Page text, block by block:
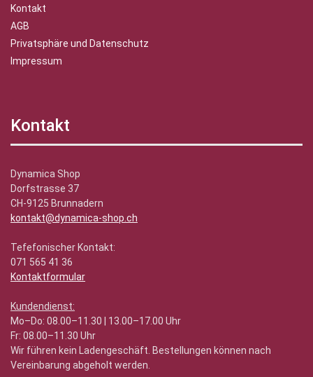
Kontakt
AGB
Privatsphäre und Datenschutz
Impressum
Kontakt
Dynamica Shop
Dorfstrasse 37
CH-9125 Brunnadern
kontakt@dynamica-shop.ch
Tefefonischer Kontakt:
071 565 41 36
Kontaktformular
Kundendienst:
Mo–Do: 08.00–11.30 | 13.00–17.00 Uhr
Fr: 08.00–11.30 Uhr
Wir führen kein Ladengeschäft. Bestellungen können nach
Vereinbarung abgeholt werden.